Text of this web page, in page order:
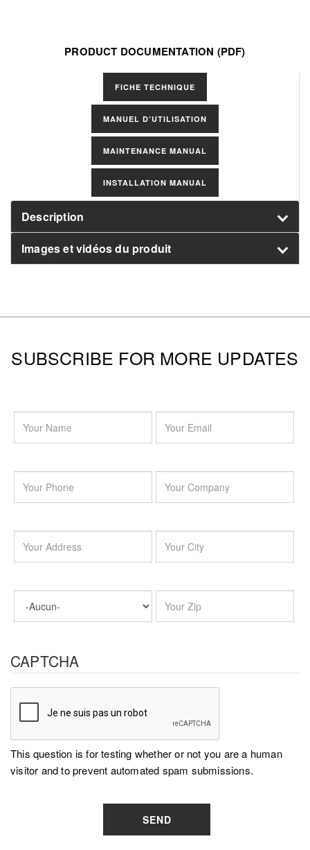
PRODUCT DOCUMENTATION (PDF)
FICHE TECHNIQUE
MANUEL D’UTILISATION
MAINTENANCE MANUAL
INSTALLATION MANUAL
Description
Images et vidéos du produit
SUBSCRIBE FOR MORE UPDATES
CAPTCHA
This question is for testing whether or not you are a human
visitor and to prevent automated spam submissions.
SEND